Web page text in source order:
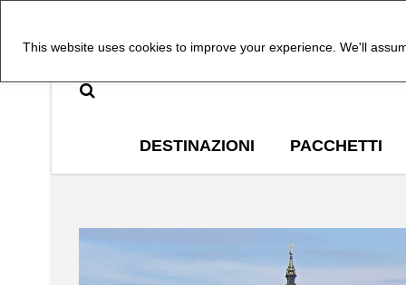
This website uses cookies to improve your experience. We'll
DESTINAZIONI PACCHETTI